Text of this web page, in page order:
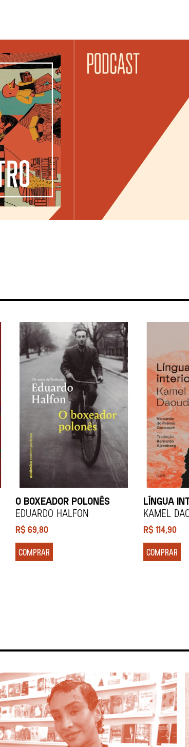
O BOXEADOR POLONÊS
EDUARDO HALFON
R$69,80
COMPRAR
LÍNGUA
KAMEL
R$114,90
COMPRAR